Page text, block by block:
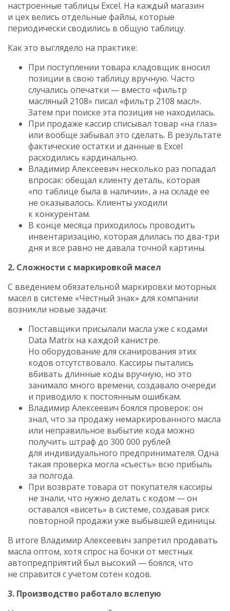
настроенные таблицы Excel. На каждый магазин
и цех велись отдельные файлы, которые
периодически сводились в общую таблицу.
Как это выглядело на практике:
При поступлении товара кладовщик вносил
позиции в свою таблицу вручную. Часто
случались опечатки — вместо «фильтр
масляный 2108» писал «фильтр 2108 масл».
Затем при поиске эта позиция не находилась.
При продаже кассир списывал товар «на глаз»
или вообще забывал это сделать. В результате
фактические остатки и данные в Excel
расходились кардинально.
Владимир Алексеевич несколько раз попадал
впросак: обещал клиенту деталь, которая
«по таблице была в наличии», а на складе ее
не оказывалось. Клиенты уходили
к конкурентам.
В конце месяца приходилось проводить
инвентаризацию, которая длилась по два-три
дня и все равно не давала точной картины.
2. Сложности с маркировкой масел
С введением обязательной маркировки моторных
масел в системе «Честный знак» для компании
возникли новые задачи:
Поставщики присылали масла уже с кодами
Data Matrix на каждой канистре.
Но оборудование для сканирования этих
кодов отсутствовало. Кассиры пытались
вбивать длинные коды вручную, но это
занимало много времени, создавало очереди
и приводило к постоянным ошибкам.
Владимир Алексеевич боялся проверок: он
знал, что за продажу немаркированного масла
или неправильное выбытие кода можно
получить штраф до 300 000 рублей
для индивидуального предпринимателя. Одна
такая проверка могла «съесть» всю прибыль
за полгода.
При возврате товара от покупателя кассиры
не знали, что нужно делать с кодом — он
оставался «висеть» в системе, создавая риск
повторной продажи уже выбывшей единицы.
В итоге Владимир Алексеевич запретил продавать
масла оптом, хотя спрос на бочки от местных
автопредприятий был высокий — боялся, что
не справится с учетом сотен кодов.
3. Производство работало вслепую